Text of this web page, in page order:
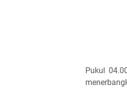
Pukul